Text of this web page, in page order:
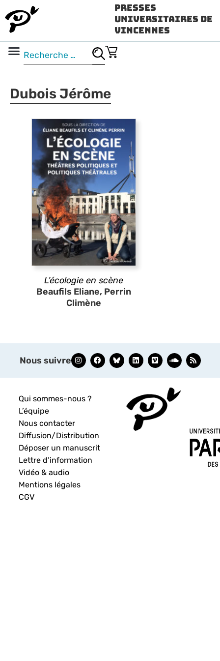
Presses
Universitaires de
Vincennes
Dubois Jérôme
L’écologie en scène
Beaufils Eliane, Perrin
Climène
Nous suivre
Qui sommes-nous ?
L’équipe
Nous contacter
Diffusion/Distribution
Déposer un manuscrit
Lettre d’information
Vidéo & audio
Mentions légales
CGV